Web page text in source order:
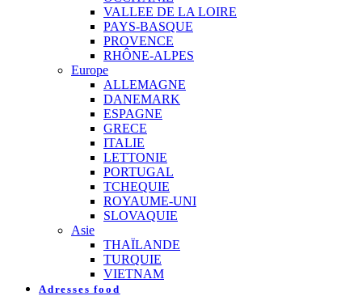
VALLEE DE LA LOIRE
PAYS-BASQUE
PROVENCE
RHÔNE-ALPES
Europe
ALLEMAGNE
DANEMARK
ESPAGNE
GRECE
ITALIE
LETTONIE
PORTUGAL
TCHEQUIE
ROYAUME-UNI
SLOVAQUIE
Asie
THAÏLANDE
TURQUIE
VIETNAM
Adresses food